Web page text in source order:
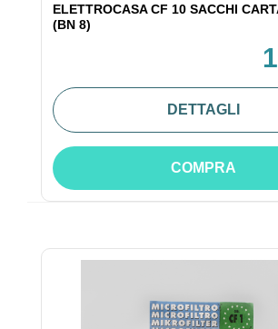
ELETTROCASA CF 10 SACCHI
(BN 8)
DETTAGLI
COMPRA